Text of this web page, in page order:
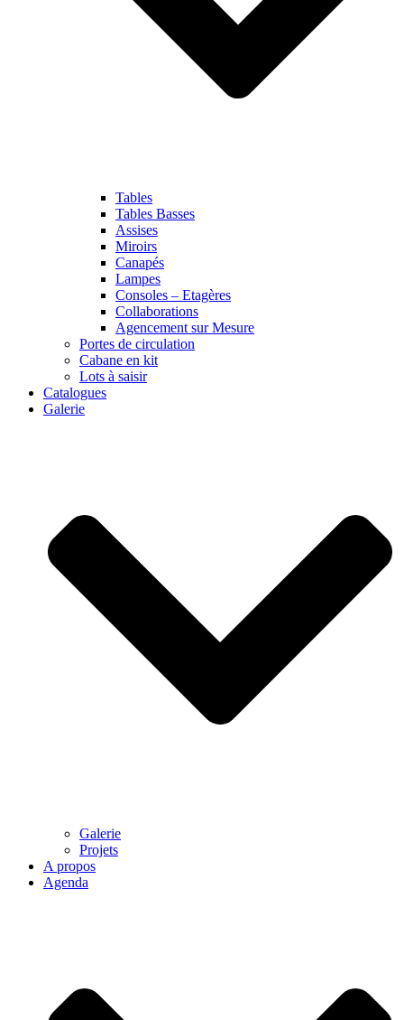
Tables
Tables Basses
Assises
Miroirs
Canapés
Lampes
Consoles – Etagères
Collaborations
Agencement sur Mesure
Portes de circulation
Cabane en kit
Lots à saisir
Catalogues
Galerie
Galerie
Projets
A propos
Agenda